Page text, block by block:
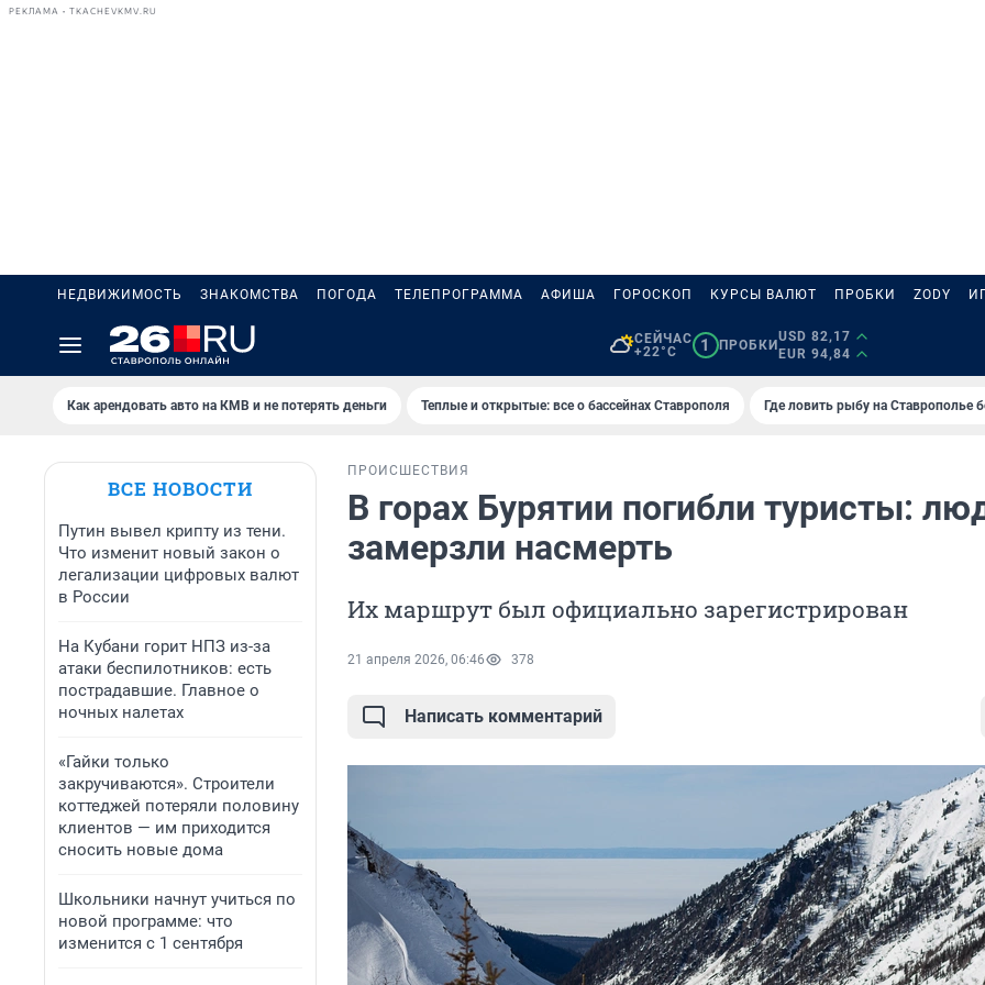
РЕКЛАМА • TKACHEVKMV.RU
НЕДВИЖИМОСТЬ ЗНАКОМСТВА ПОГОДА ТЕЛЕПРОГРАММА АФИША ГОРОСКОП КУРСЫ ВАЛЮТ ПРОБКИ ZODY
СЕЙЧАС
+22°C
1 ПРОБКИ
USD 82,17
EUR 94,84
Как арендовать авто на КМВ и не потерять деньги Теплые и открытые: все о бассейнах Ставрополя Где ловить рыбу на Ставрополье
ВСЕ НОВОСТИ
Путин вывел крипту из тени.
Что изменит новый закон о
легализации цифровых валют
в России
На Кубани горит НПЗ из-за
атаки беспилотников: есть
пострадавшие. Главное о
ночных налетах
«Гайки только
закручиваются». Строители
коттеджей потеряли половину
клиентов — им приходится
сносить новые дома
Школьники начнут учиться по
новой программе: что
изменится с 1 сентября
ПРОИСШЕСТВИЯ
В горах Бурятии погибли туристы:
замерзли насмерть
Их маршрут был официально зарегистрирован
21 апреля 2026, 06:46 378
Написать комментарий